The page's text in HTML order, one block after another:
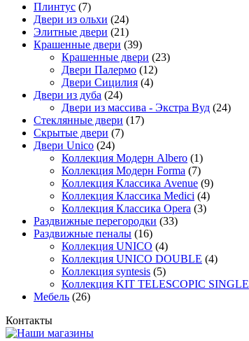
Плинтус (7)
Двери из ольхи (24)
Элитные двери (21)
Крашенные двери (39)
Крашенные двери (23)
Двери Палермо (12)
Двери Сицилия (4)
Двери из дуба (24)
Двери из массива - Экстра Вуд (24)
Стеклянные двери (17)
Скрытые двери (7)
Двери Unico (24)
Коллекция Модерн Albero (1)
Коллекция Модерн Forma (7)
Коллекция Классика Avenue (9)
Коллекция Классика Medici (4)
Коллекция Классика Opera (3)
Раздвижные перегородки (33)
Раздвижные пеналы (16)
Коллекция UNICO (4)
Коллекция UNICO DOUBLE (4)
Коллекция syntesis (5)
Коллекция KIT TELESCOPIC SINGLE
Мебель (26)
Контакты